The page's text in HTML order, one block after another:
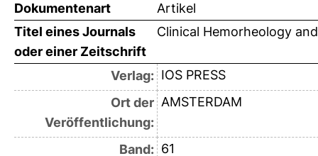
Dokumentenart
Artikel
Titel eines Journals
oder einer Zeitschrift
Clinical Hemorheology
Verlag: IOS PRESS
Ort der
Veröffentlichung:
AMSTERDAM
Band: 61